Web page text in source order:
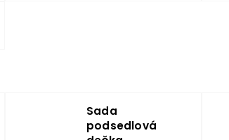
Sada
podsedlová